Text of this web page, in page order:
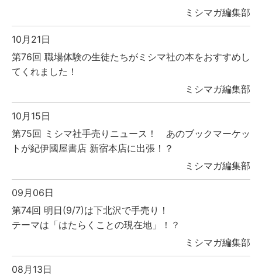
ミシマガ編集部
10月21日
第76回 職場体験の生徒たちがミシマ社の本をおすすめし
てくれました！
ミシマガ編集部
10月15日
第75回 ミシマ社手売りニュース！ あのブックマーケッ
トが紀伊國屋書店 新宿本店に出張！？
ミシマガ編集部
09月06日
第74回 明日(9/7)は下北沢で手売り！
テーマは「はたらくことの現在地」！？
ミシマガ編集部
08月13日